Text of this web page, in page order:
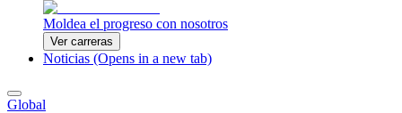
Moldea el progreso con nosotros
Ver carreras
Noticias (Opens in a new tab)
Global